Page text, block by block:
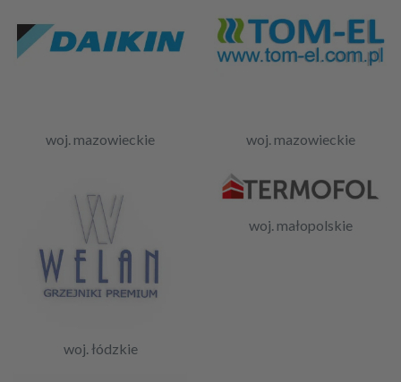
woj. mazowieckie woj. mazowieckie
woj. łódzkie
woj. małopolskie